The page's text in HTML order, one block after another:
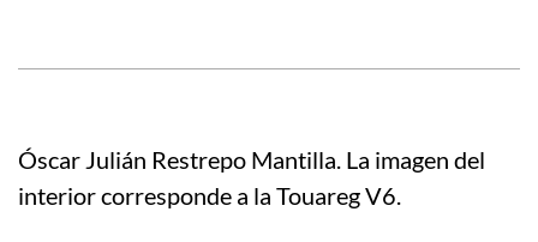
Óscar Julián Restrepo Mantilla. La imagen del
interior corresponde a la Touareg V6.